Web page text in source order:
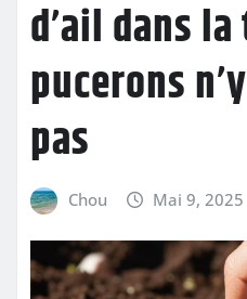
d’ail dans
pucerons
pas
Chou Mai 9, 2025